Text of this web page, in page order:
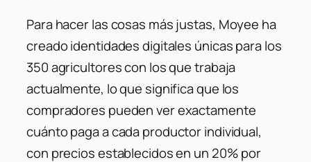
Para hacer las cosas más justas, Moyee ha
creado identidades digitales únicas para los
350 agricultores con los que trabaja
actualmente, lo que significa que los
compradores pueden ver exactamente
cuánto paga a cada productor individual,
con precios establecidos en un 20% por